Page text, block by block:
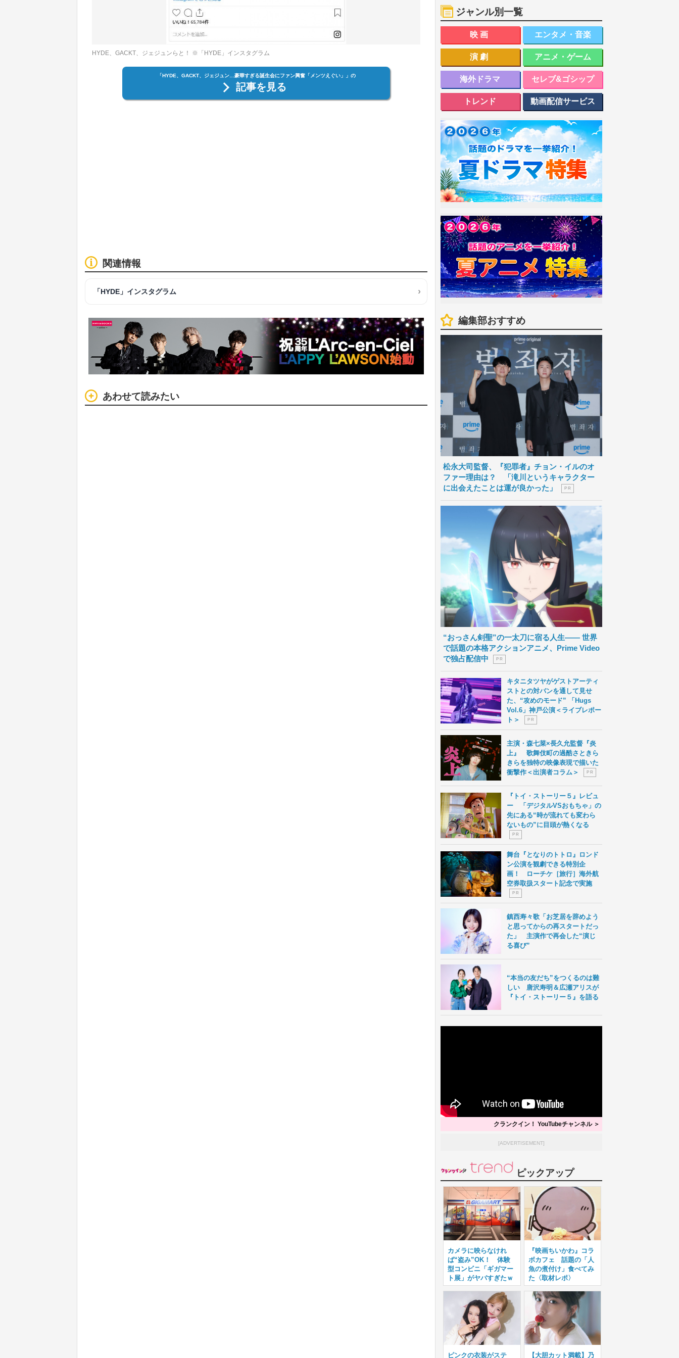
HYDE、GACKT、ジェジュンらと！ ※「HYDE」インスタグラム
「HYDE、GACKT、ジェジュン…豪華すぎる誕生会にファン興奮「メンツえぐい」」の
記事を見る
関連情報
「HYDE」インスタグラム
あわせて読みたい
ジャンル別一覧
映画 エンタメ・音楽
演劇 アニメ・ゲーム
海外ドラマ セレブ&ゴシップ
トレンド 動画配信サービス
編集部おすすめ
松永大司監督、『犯罪者』チョン・イルのオ
ファー理由は？ 「滝川というキャラクター
に出会えたことは運が良かった」
P R
“おっさん剣聖”の一太刀に宿る人生―― 世界
で話題の本格アクションアニメ、Prime Video
で独占配信中
P R
キタニタツヤがゲストアーティ
ストとの対バンを通して見せ
た、“攻めのモード” 「Hugs
Vol.6」神戸公演＜ライブレポー
ト＞
P R
主演・森七菜×長久允監督『炎
上』 歌舞伎町の過酷さときら
きらを独特の映像表現で描いた
衝撃作＜出演者コラム＞
P R
『トイ・ストーリー５』レビュ
ー 「デジタルVSおもちゃ」の
先にある“時が流れても変わら
ないもの”に目頭が熱くなる
P R
舞台『となりのトトロ』ロンド
ン公演を観劇できる特別企
画！ ローチケ［旅行］海外航
空券取扱スタート記念で実施
P R
鎮西寿々歌「お芝居を辞めよう
と思ってからの再スタートだっ
た」 主演作で再会した“演じ
る喜び”
“本当の友だち”をつくるのは難
しい 唐沢寿明＆広瀬アリスが
『トイ・ストーリー５』を語る
クランクイン！ YouTubeチャンネル ＞
[ADVERTISEMENT]
ピックアップ
カメラに映らなけれ
ば“盗み”OK！ 体験
型コンビニ「ギガマー
ト展」がヤバすぎたｗ
『映画ちいかわ』コラ
ボカフェ 話題の「人
魚の煮付け」食べてみ
た〈取材レポ〉
ピンクの衣装がステ 【大胆カット満載】乃